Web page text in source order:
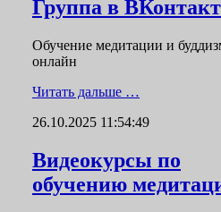
Группа в
Обучение медитации и
онлайн
Читать дальше …
26.10.2025 11:54:49
Видеокурсы по
обучению